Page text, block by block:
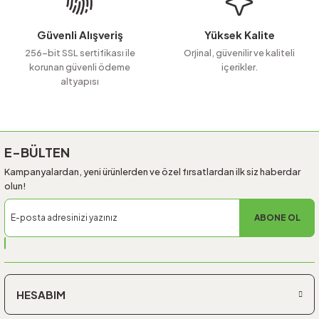
Bu ürüne benzer farklı alternatifler olmalı.
Güvenli Alışveriş
256-bit SSL sertifikası ile
korunan güvenli ödeme
altyapısı
Yüksek Kalite
Orjinal, güvenilir ve kaliteli
içerikler.
E-BÜLTEN
Kampanyalardan, yeni ürünlerden ve özel fırsatlardan ilk siz haberdar
olun!
ABONE OL
HESABIM